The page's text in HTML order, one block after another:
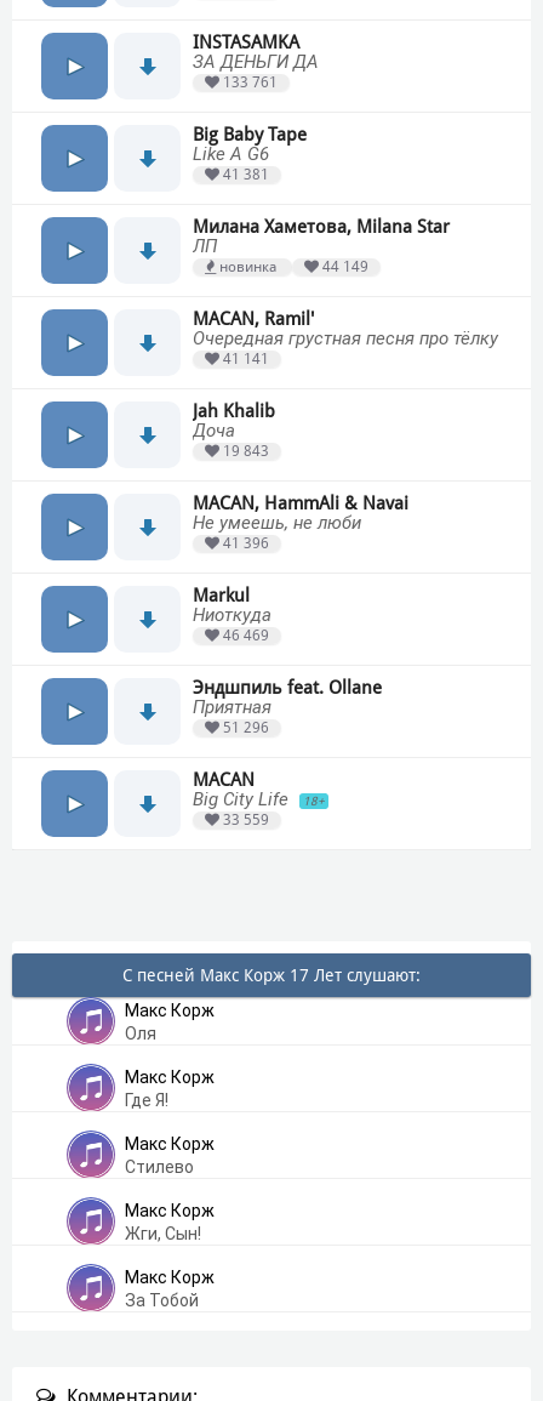
INSTASAMKA
ЗА ДЕНЬГИ ДА
133 761
Big Baby Tape
Like A G6
41 381
Милана Хаметова, Milana Star
ЛП
новинка 44 149
MACAN, Ramil'
Очередная грустная песня про тёлку
41 141
Jah Khalib
Доча
19 843
MACAN, HammAli & Navai
Не умеешь, не люби
41 396
Markul
Ниоткуда
46 469
Эндшпиль feat. Ollane
Приятная
51 296
MACAN
Big City Life
18+
33 559
С песней Макс Корж 17 Лет слушают:
Макс Корж
Оля
Макс Корж
Где Я!
Макс Корж
Стилево
Макс Корж
Жги, Сын!
Макс Корж
За Тобой